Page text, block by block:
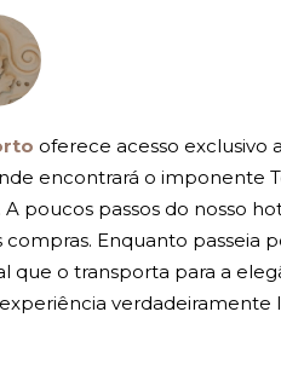
oferece acesso exclusivo
encontrará o imponente
poucos passos do nosso
compras. Enquanto
que o transporta para a
verdadeiramente